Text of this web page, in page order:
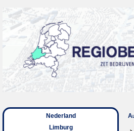
Nederland
Limburg